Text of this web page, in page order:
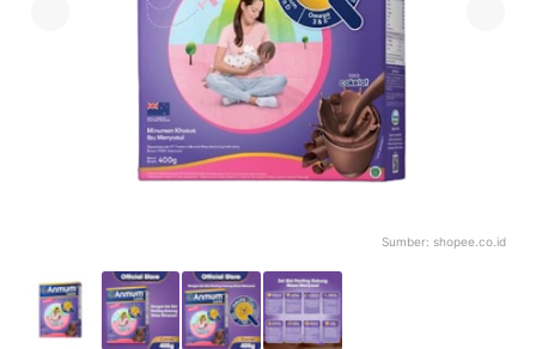
Sumber: shopee.co.id